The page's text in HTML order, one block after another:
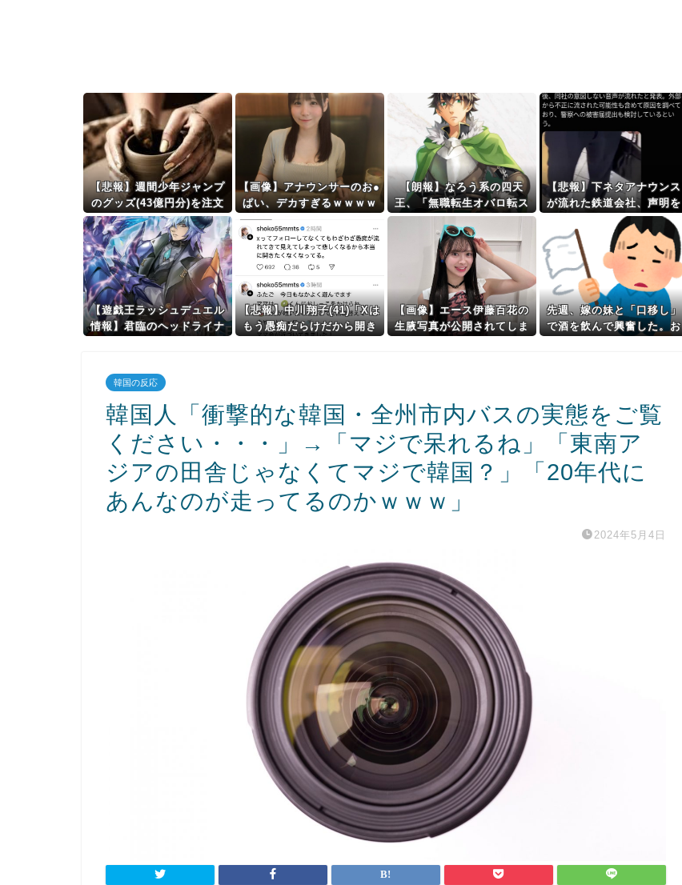
【悲報】週間少年ジャンプ
のグッズ(43億円分)を注文
し全てキャンセルした女逮
捕・・・
【画像】アナウンサーのお●
ぱい、デカすぎるｗｗｗｗ
【朗報】なろう系の四天
王、「無職転生オバロ転ス
ラリゼロ」でガチ決定ｗｗ
ｗ
【悲報】下ネタアナウンス
が流れた鉄道会社、声明を
発表「当社が意図しない音
声が流れた」
【遊戯王ラッシュデュエル
情報】君臨のヘッドライナ
の轟拳 フィスト」が収録決
定！
【悲報】中川翔子(41)「Xは
もう愚痴だらけだから開き
【画像】エース伊藤百花の
生腋写真が公開されてしま
先週、嫁の妹と「口移し」
で酒を飲んで興奮した。お
韓国の反応
韓国人「衝撃的な韓国・全州市内バスの実態をご覧
ください・・・」→「マジで呆れるね」「東南ア
ジアの田舎じゃなくてマジで韓国？」「20年代に
あんなのが走ってるのかｗｗｗ」
2024年5月4日